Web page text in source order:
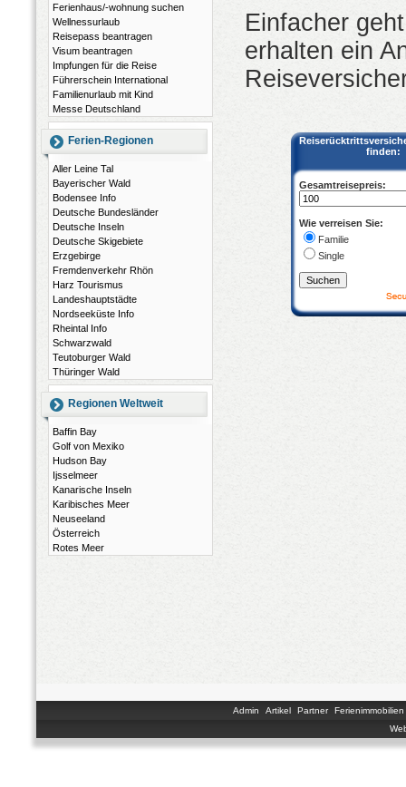
Ferienhaus/-wohnung suchen
Wellnessurlaub
Reisepass beantragen
Visum beantragen
Impfungen für die Reise
Führerschein International
Familienurlaub mit Kind
Messe Deutschland
Ferien-Regionen
Aller Leine Tal
Bayerischer Wald
Bodensee Info
Deutsche Bundesländer
Deutsche Inseln
Deutsche Skigebiete
Erzgebirge
Fremdenverkehr Rhön
Harz Tourismus
Landeshauptstädte
Nordseeküste Info
Rheintal Info
Schwarzwald
Teutoburger Wald
Thüringer Wald
Regionen Weltweit
Baffin Bay
Golf von Mexiko
Hudson Bay
Ijsselmeer
Kanarische Inseln
Karibisches Meer
Neuseeland
Österreich
Rotes Meer
Einfacher
erhalten ein
finden:
Gesamtreisepreis:
Wie verreisen Sie:
Familie
Single
Admin Artikel Partner
Ferienimmobilien